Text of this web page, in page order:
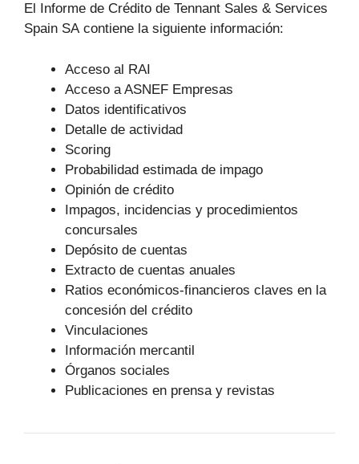
El Informe de Crédito de Tennant Sales & Services
Spain SA contiene la siguiente información:
Acceso al RAI
Acceso a ASNEF Empresas
Datos identificativos
Detalle de actividad
Scoring
Probabilidad estimada de impago
Opinión de crédito
Impagos, incidencias y procedimientos
concursales
Depósito de cuentas
Extracto de cuentas anuales
Ratios económicos-financieros claves en la
concesión del crédito
Vinculaciones
Información mercantil
Órganos sociales
Publicaciones en prensa y revistas